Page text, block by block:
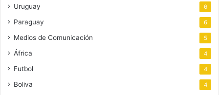
Uruguay 6
Paraguay 6
Medios de Comunicación 5
África 4
Futbol 4
Boliva 4